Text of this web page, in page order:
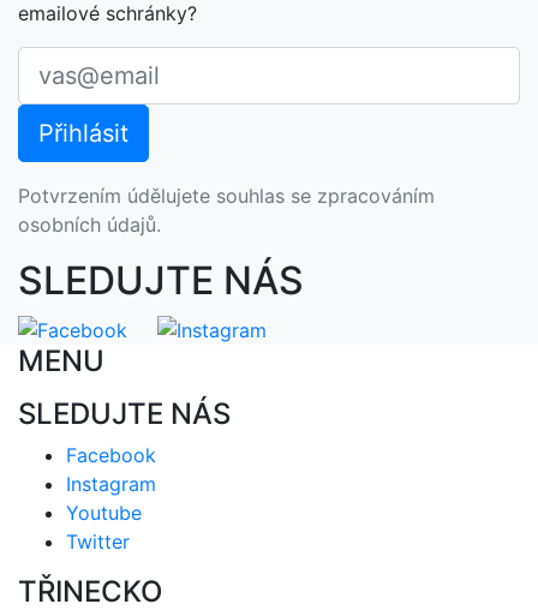
emailové schránky?
Potvrzením údělujete souhlas se zpracováním
osobních údajů.
SLEDUJTE NÁS
MENU
SLEDUJTE NÁS
Facebook
Instagram
Youtube
Twitter
TŘINECKO